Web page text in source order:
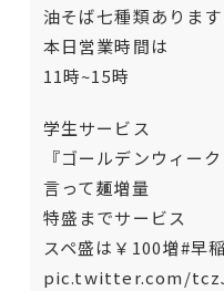
油そば七種類あります
本日営業時間は
11時~15時
学生サービス
『ゴールデンウィー
言って麺増量
特盛までサービス
スペ盛は￥100増#早
pic.twitter.com/